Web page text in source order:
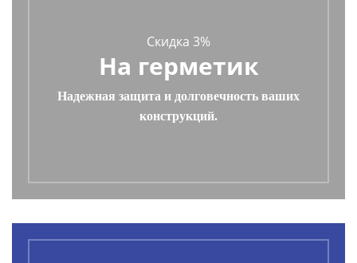
Скидка 3%
На герметик
Надежная защита и долговечность ваших
конструкций.